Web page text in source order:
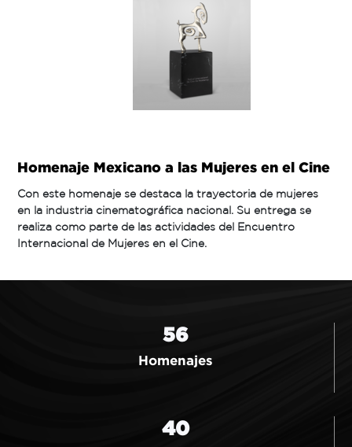
Homenaje Mexicano a las Mujeres en el Cine
Con este homenaje se destaca la trayectoria de mujeres
en la industria cinematográfica nacional. Su entrega se
realiza como parte de las actividades del Encuentro
Internacional de Mujeres en el Cine.
56
Homenajes
40